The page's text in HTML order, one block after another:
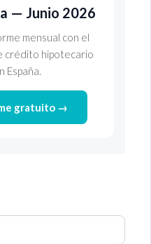
— Junio 2026
mensual con el
crédito hipotecario
España.
gratuito →